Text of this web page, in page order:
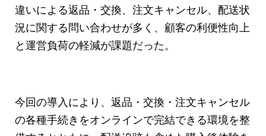
違いによる返品・交換、注文キャンセル、配送状
況に関する問い合わせが多く、顧客の利便性向上
と運営負荷の軽減が課題だった。
今回の導入により、返品・交換・注文キャンセル
の各種手続きをオンラインで完結できる環境を整